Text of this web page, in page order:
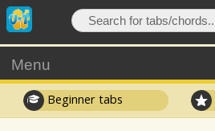
Menu
Beginner tabs